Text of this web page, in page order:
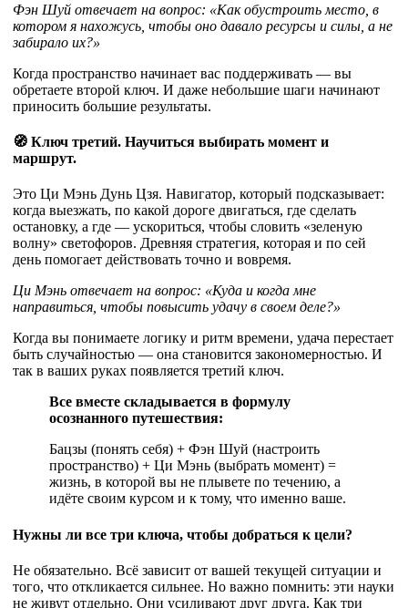
Фэн Шуй отвечает на вопрос: «Как обустроить место, в
котором я нахожусь, чтобы оно давало ресурсы и силы, а не
забирало их?»
Когда пространство начинает вас поддерживать — вы
обретаете второй ключ. И даже небольшие шаги начинают
приносить большие результаты.
🧭 Ключ третий. Научиться выбирать момент и
маршрут.
Это Ци Мэнь Дунь Цзя. Навигатор, который подсказывает:
когда выезжать, по какой дороге двигаться, где сделать
остановку, а где — ускориться, чтобы словить «зеленую
волну» светофоров. Древняя стратегия, которая и по сей
день помогает действовать точно и вовремя.
Ци Мэнь отвечает на вопрос: «Куда и когда мне
направиться, чтобы повысить удачу в своем деле?»
Когда вы понимаете логику и ритм времени, удача перестает
быть случайностью — она становится закономерностью. И
так в ваших руках появляется третий ключ.
Все вместе складывается в формулу
осознанного путешествия:
Бацзы (понять себя) + Фэн Шуй (настроить
пространство) + Ци Мэнь (выбрать момент) =
жизнь, в которой вы не плывете по течению, а
идёте своим курсом и к тому, что именно ваше.
Нужны ли все три ключа, чтобы добраться к цели?
Не обязательно. Всё зависит от вашей текущей ситуации и
того, что откликается сильнее. Но важно помнить: эти науки
не живут отдельно. Они усиливают друг друга. Как три